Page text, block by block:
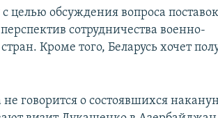
целью обсуждения вопроса поставок
сотрудничества военно-
Кроме того, Беларусь хочет
говорится о состоявшихся